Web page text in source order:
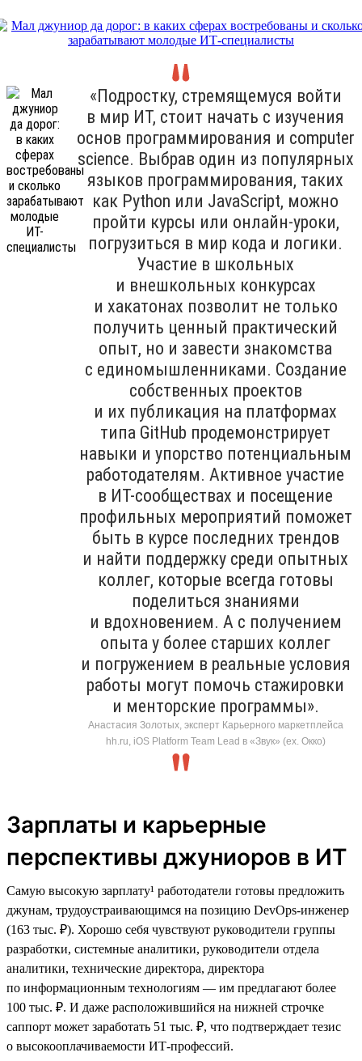
«Подростку, стремящемуся войти
в мир ИТ, стоит начать с изучения
основ программирования и computer
science. Выбрав один из популярных
языков программирования, таких
как Python или JavaScript, можно
пройти курсы или онлайн-уроки,
погрузиться в мир кода и логики.
Участие в школьных
и внешкольных конкурсах
и хакатонах позволит не только
получить ценный практический
опыт, но и завести знакомства
с единомышленниками. Создание
собственных проектов
и их публикация на платформах
типа GitHub продемонстрирует
навыки и упорство потенциальным
работодателям. Активное участие
в ИТ-сообществах и посещение
профильных мероприятий поможет
быть в курсе последних трендов
и найти поддержку среди опытных
коллег, которые всегда готовы
поделиться знаниями
и вдохновением. А с получением
опыта у более старших коллег
и погружением в реальные условия
работы могут помочь стажировки
и менторские программы».
Анастасия Золотых, эксперт Карьерного маркетплейса
hh.ru, iOS Platform Team Lead в «Звук» (ex. Окко)
Зарплаты и карьерные
перспективы джуниоров в ИТ
Самую высокую зарплату¹ работодатели готовы предложить
джунам, трудоустраивающимся на позицию DevOps-инженер
(163 тыс. ₽). Хорошо себя чувствуют руководители группы
разработки, системные аналитики, руководители отдела
аналитики, технические директора, директора
по информационным технологиям — им предлагают более
100 тыс. ₽. И даже расположившийся на нижней строчке
саппорт может заработать 51 тыс. ₽, что подтверждает тезис
о высокооплачиваемости ИТ-профессий.